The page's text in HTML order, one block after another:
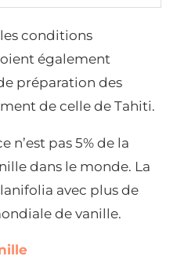
conditions
également
préparation des
de celle de Tahiti.
n’est pas 5% de la
dans le monde. La
avec plus de
de vanille.